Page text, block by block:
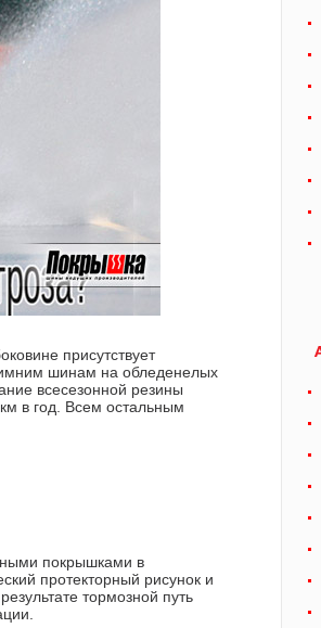
присутствует
шинам на обледенелых
всесезонной резины
в год. Всем остальным
покрышками в
протекторный рисунок и
тормозной путь